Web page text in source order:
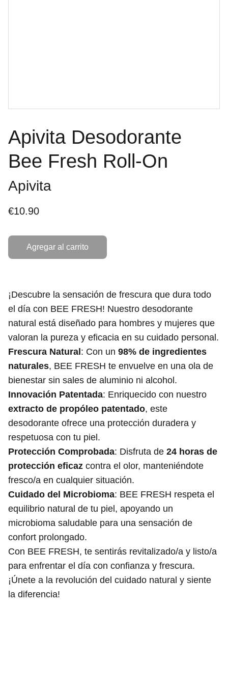
Apivita Desodorante
Bee Fresh Roll-On
Apivita
€10.90
Agregar al carrito
¡Descubre la sensación de frescura que dura todo
el día con BEE FRESH! Nuestro desodorante
natural está diseñado para hombres y mujeres que
valoran la pureza y eficacia en su cuidado personal.
Frescura Natural : Con un 98% de ingredientes
naturales, BEE FRESH te envuelve en una ola de
bienestar sin sales de aluminio ni alcohol.
Innovación Patentada: Enriquecido con nuestro
extracto de propóleo patentado, este
desodorante ofrece una protección duradera y
respetuosa con tu piel.
Protección Comprobada: Disfruta de 24 horas de
protección eficaz contra el olor, manteniéndote
fresco/a en cualquier situación.
Cuidado del Microbioma: BEE FRESH respeta el
equilibrio natural de tu piel, apoyando un
microbioma saludable para una sensación de
confort prolongado.
Con BEE FRESH, te sentirás revitalizado/a y listo/a
para enfrentar el día con confianza y frescura.
¡Únete a la revolución del cuidado natural y siente
la diferencia!